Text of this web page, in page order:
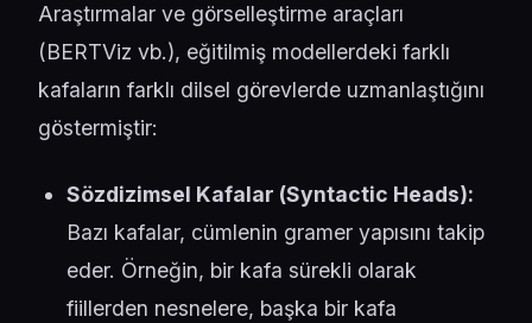
Araştırmalar ve görselleştirme araçları
(BERTViz vb.), eğitilmiş modellerdeki farklı
kafaların farklı dilsel görevlerde uzmanlaştığını
göstermiştir:
Sözdizimsel Kafalar (Syntactic Heads):
Bazı kafalar, cümlenin gramer yapısını takip
eder. Örneğin, bir kafa sürekli olarak
fiillerden nesnelere, başka bir kafa